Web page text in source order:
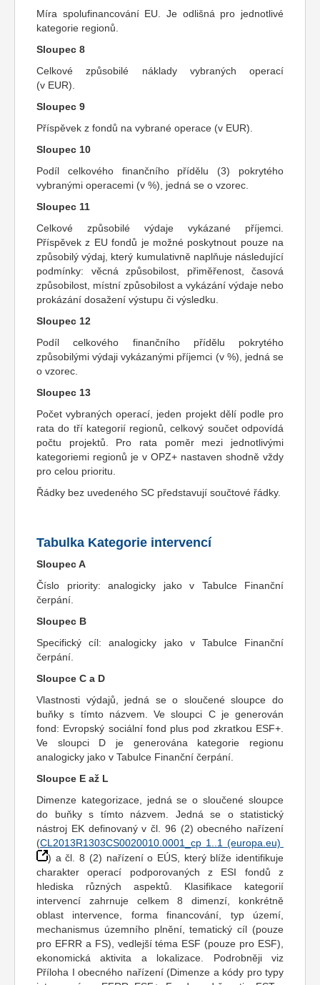
Míra spolufinancování EU. Je odlišná pro jednotlivé
kategorie regionů.
Sloupec 8
Celkové způsobilé náklady vybraných operací
(v EUR).
Sloupec 9
Příspěvek z fondů na vybrané operace (v EUR).
Sloupec 10
Podíl celkového finančního přídělu (3) pokrytého
vybranými operacemi (v %), jedná se o vzorec.
Sloupec 11
Celkové způsobilé výdaje vykázané příjemci.
Příspěvek z EU fondů je možné poskytnout pouze na
způsobilý výdaj, který kumulativně naplňuje následující
podmínky: věcná způsobilost, přiměřenost, časová
způsobilost, místní způsobilost a vykázání výdaje nebo
prokázání dosažení výstupu či výsledku.
Sloupec 12
Podíl celkového finančního přídělu pokrytého
způsobilými výdaji vykázanými příjemci (v %), jedná se
o vzorec.
Sloupec 13
Počet vybraných operací, jeden projekt dělí podle pro
rata do tří kategorií regionů, celkový součet odpovídá
počtu projektů. Pro rata poměr mezi jednotlivými
kategoriemi regionů je v OPZ+ nastaven shodně vždy
pro celou prioritu.
Řádky bez uvedeného SC představují součtové řádky.
Tabulka Kategorie intervencí
Sloupec A
Číslo priority: analogicky jako v Tabulce Finanční
čerpání.
Sloupec B
Specifický cíl: analogicky jako v Tabulce Finanční
čerpání.
Sloupce C a D
Vlastnosti výdajů, jedná se o sloučené sloupce do
buňky s tímto názvem. Ve sloupci C je generován
fond: Evropský sociální fond plus pod zkratkou ESF+.
Ve sloupci D je generována kategorie regionu
analogicky jako v Tabulce Finanční čerpání.
Sloupce E až L
Dimenze kategorizace, jedná se o sloučené sloupce
do buňky s tímto názvem. Jedná se o statistický
nástroj EK definovaný v čl. 96 (2) obecného nařízení
(CL2013R1303CS0020010.0001_cp 1..1 (europa.eu)
) a čl. 8 (2) nařízení o EÚS, který blíže identifikuje
charakter operací podporovaných z ESI fondů z
hlediska různých aspektů. Klasifikace kategorií
intervencí zahrnuje celkem 8 dimenzí, konkrétně
oblast intervence, forma financování, typ území,
mechanismus územního plnění, tematický cíl (pouze
pro EFRR a FS), vedlejší téma ESF (pouze pro ESF),
ekonomická aktivita a lokalizace. Podrobněji viz
Příloha I obecného nařízení (Dimenze a kódy pro typy